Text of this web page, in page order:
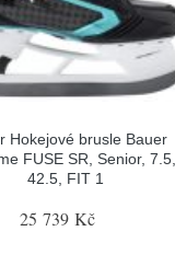
Hokejové brusle Bauer
FUSE SR, Senior, 7.5,
42.5, FIT 1
25 739 Kč